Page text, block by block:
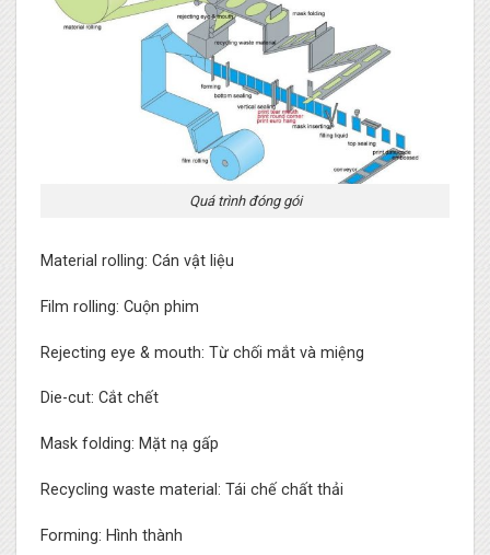
Quá trình đóng gói
Material rolling: Cán vật liệu
Film rolling: Cuộn phim
Rejecting eye & mouth: Từ chối mắt và miệng
Die-cut: Cắt chết
Mask folding: Mặt nạ gấp
Recycling waste material: Tái chế chất thải
Forming: Hình thành